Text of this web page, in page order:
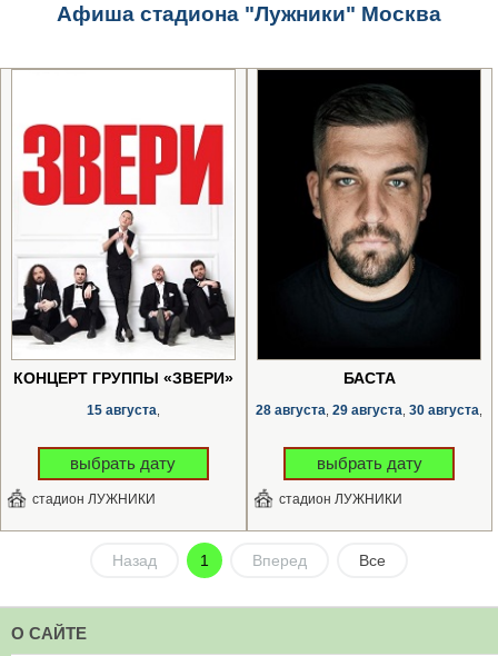
Афиша стадиона "Лужники" Москва
КОНЦЕРТ ГРУППЫ «ЗВЕРИ»
15 августа
выбрать дату
стадион ЛУЖНИКИ
БАСТА
28 августа 29 августа 30 августа
выбрать дату
стадион ЛУЖНИКИ
Назад 1 Вперед Все
О САЙТЕ